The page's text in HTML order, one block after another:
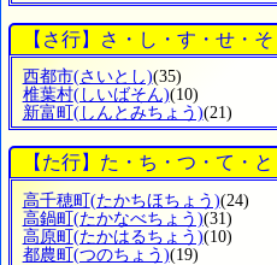
【さ行】さ・し・す・せ・そ
西都市(さいとし)(35)
椎葉村(しいばそん)(10)
新富町 (しんとみちょう)(21)
【た行】た・ち・つ・て・と
高千穂町 (たかちほちょう)(24)
高鍋町 (たかなべちょう)(31)
高原町 (たかはるちょう)(10)
都農町 (つのちょう)(19)